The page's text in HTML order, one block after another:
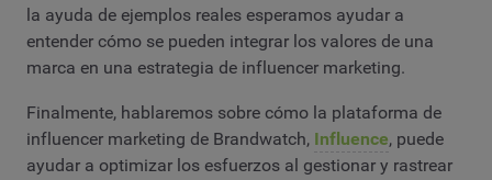
la ayuda de ejemplos reales esperamos ayudar a
entender cómo se pueden integrar los valores de una
marca en una estrategia de influencer marketing.
Finalmente, hablaremos sobre cómo la plataforma de
influencer marketing de Brandwatch, Influence, puede
ayudar a optimizar los esfuerzos al gestionar y rastrear